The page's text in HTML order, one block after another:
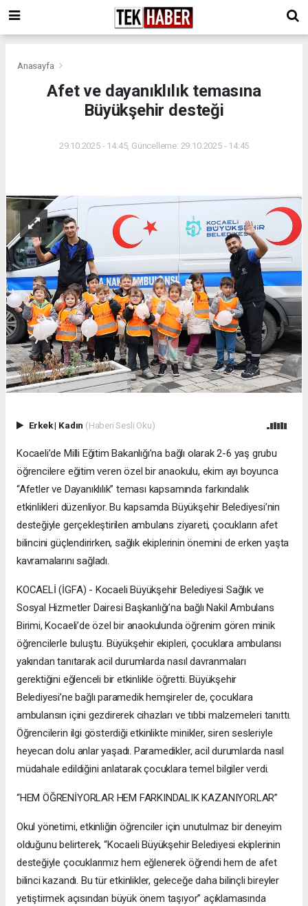
Anasayfa
Afet ve dayanıklılık temasına
Büyükşehir desteği
29.10.2025 - 14:45, Güncelleme: 29.10.2025 - 14:45
Erkek| Kadın (Haberi Sesli Oku)
Kocaeli’de Milli Eğitim Bakanlığı’na bağlı olarak 2-6 yaş grubu
öğrencilere eğitim veren özel bir anaokulu, ekim ayı boyunca
“Afetler ve Dayanıklılık” teması kapsamında farkındalık
etkinlikleri düzenliyor. Bu kapsamda Büyükşehir Belediyesi’nin
desteğiyle gerçekleştirilen ambulans ziyareti, çocukların afet
bilincini güçlendirirken, sağlık ekiplerinin önemini de erken yaşta
kavramalarını sağladı.
KOCAELİ (İGFA) - Kocaeli Büyükşehir Belediyesi Sağlık ve
Sosyal Hizmetler Dairesi Başkanlığı’na bağlı Nakil Ambulans
Birimi, Kocaeli’de özel bir anaokulunda öğrenim gören minik
öğrencilerle buluştu. Büyükşehir ekipleri, çocuklara ambulansı
yakından tanıtarak acil durumlarda nasıl davranmaları
gerektiğini eğlenceli bir etkinlikle öğretti. Büyükşehir
Belediyesi’ne bağlı paramedik hemşireler de, çocuklara
ambulansın içini gezdirerek cihazları ve tıbbi malzemeleri tanıttı.
Öğrencilerin ilgi gösterdiği etkinlikte minikler, siren sesleriyle
heyecan dolu anlar yaşadı. Paramedikler, acil durumlarda nasıl
müdahale edildiğini anlatarak çocuklara temel bilgiler verdi.
“HEM ÖĞRENİYORLAR HEM FARKINDALIK KAZANIYORLAR”
Okul yönetimi, etkinliğin öğrenciler için unutulmaz bir deneyim
olduğunu belirterek, “Kocaeli Büyükşehir Belediyesi ekiplerinin
desteğiyle çocuklarımız hem eğlenerek öğrendi hem de afet
bilinci kazandı. Bu tür etkinlikler, geleceğe daha bilinçli bireyler
yetiştirmek açısından büyük önem taşıyor” açıklamasında